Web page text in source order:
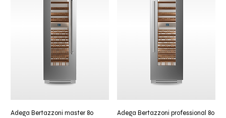
Adega Bertazzoni master 80
Adega Bertazzoni professional 80